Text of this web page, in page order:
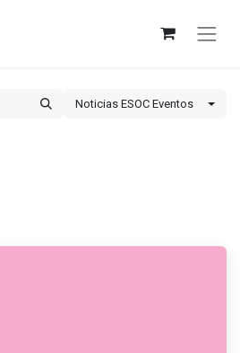
Noticias ESOC Eventos